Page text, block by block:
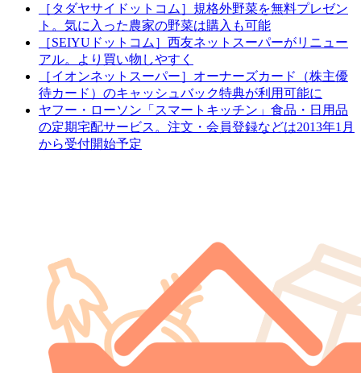
［タダヤサイドットコム］規格外野菜を無料プレゼン
ト。気に入った農家の野菜は購入も可能
［SEIYUドットコム］西友ネットスーパーがリニュー
アル。より買い物しやすく
［イオンネットスーパー］オーナーズカード（株主優
待カード）のキャッシュバック特典が利用可能に
ヤフー・ローソン「スマートキッチン」食品・日用品
の定期宅配サービス。注文・会員登録などは2013年1月
から受付開始予定